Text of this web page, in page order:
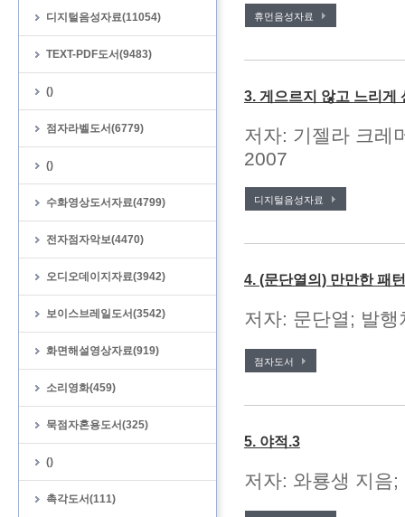
디지털음성자료(11054)
TEXT-PDF도서(9483)
()
점자라벨도서(6779)
()
수화영상도서자료(4799)
전자점자악보(4470)
오디오데이지자료(3942)
보이스브레일도서(3542)
화면해설영상자료(919)
소리영화(459)
묵점자혼용도서(325)
()
촉각도서(111)
휴먼음성자료
3. 게으르지 않고 느리게
저자: 기젤라 크레
2007
디지털음성자료
4. (문단열의) 만만한 패
저자: 문단열; 발
점자도서
5. 야적.3
저자: 와룡생 지음